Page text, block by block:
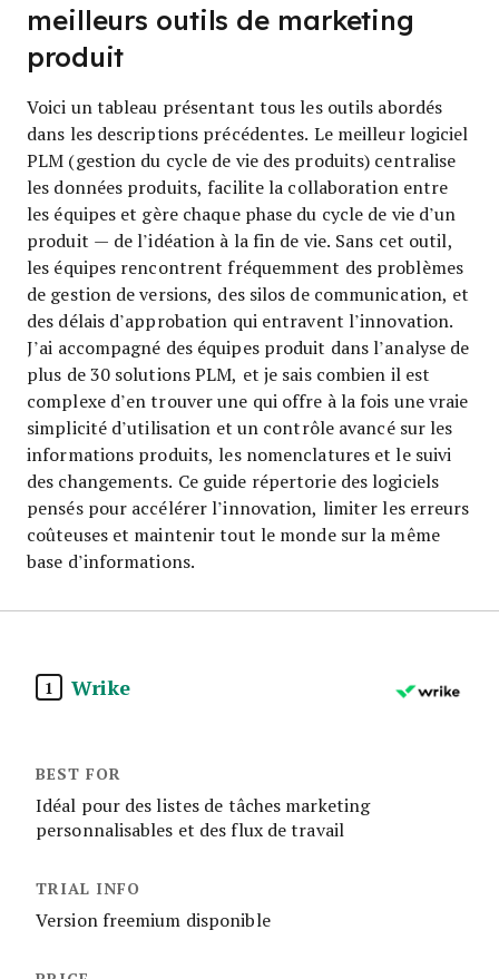
meilleurs outils de marketing
produit
Voici un tableau présentant tous les outils abordés
dans les descriptions précédentes. Le meilleur logiciel
PLM (gestion du cycle de vie des produits) centralise
les données produits, facilite la collaboration entre
les équipes et gère chaque phase du cycle de vie d’un
produit — de l’idéation à la fin de vie. Sans cet outil,
les équipes rencontrent fréquemment des problèmes
de gestion de versions, des silos de communication, et
des délais d’approbation qui entravent l’innovation.
J’ai accompagné des équipes produit dans l’analyse de
plus de 30 solutions PLM, et je sais combien il est
complexe d’en trouver une qui offre à la fois une vraie
simplicité d’utilisation et un contrôle avancé sur les
informations produits, les nomenclatures et le suivi
des changements. Ce guide répertorie des logiciels
pensés pour accélérer l’innovation, limiter les erreurs
coûteuses et maintenir tout le monde sur la même
base d’informations.
1 Wrike
Idéal pour des listes de tâches marketing
personnalisables et des flux de travail
Version freemium disponible